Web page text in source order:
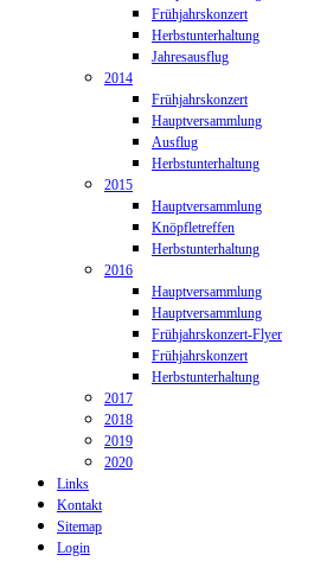
Frühjahrskonzert
Herbstunterhaltung
Jahresausflug
2014
Frühjahrskonzert
Hauptversammlung
Ausflug
Herbstunterhaltung
2015
Hauptversammlung
Knöpfletreffen
Herbstunterhaltung
2016
Hauptversammlung
Hauptversammlung
Frühjahrskonzert-Flyer
Frühjahrskonzert
Herbstunterhaltung
2017
2018
2019
2020
Links
Kontakt
Sitemap
Login